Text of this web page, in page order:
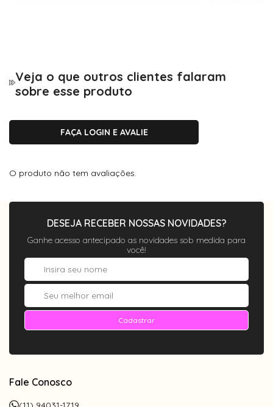
1- Flanela de pano - limpa lentes;
* Cores dos itens aleatórias.
Veja o que outros clientes falaram
sobre esse produto
FAÇA LOGIN E AVALIE
O produto não tem avaliações.
DESEJA RECEBER NOSSAS NOVIDADES?
Ganhe acesso antecipado as novidades sob medida para
você!
Cadastrar
Fale Conosco